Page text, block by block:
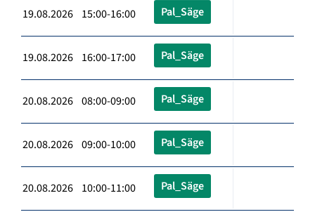
19.08.2026 15:00-16:00 Pal_Säge
19.08.2026 16:00-17:00 Pal_Säge
20.08.2026 08:00-09:00 Pal_Säge
20.08.2026 09:00-10:00 Pal_Säge
20.08.2026 10:00-11:00 Pal_Säge